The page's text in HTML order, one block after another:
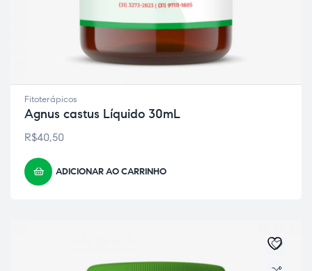
Fitoterápicos
Agnus castus Líquido 30mL
R$40,50
ADICIONAR AO CARRINHO